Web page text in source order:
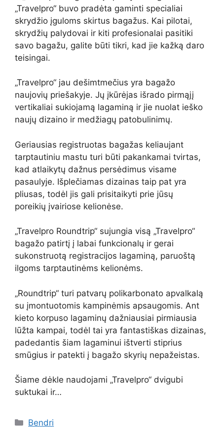
„Travelpro“ buvo pradėta gaminti specialiai
skrydžio įguloms skirtus bagažus. Kai pilotai,
skrydžių palydovai ir kiti profesionalai pasitiki
savo bagažu, galite būti tikri, kad jie kažką daro
teisingai.
„Travelpro“ jau dešimtmečius yra bagažo
naujovių priešakyje. Jų įkūrėjas išrado pirmąjį
vertikaliai sukiojamą lagaminą ir jie nuolat ieško
naujų dizaino ir medžiagų patobulinimų.
Geriausias registruotas bagažas keliaujant
tarptautiniu mastu turi būti pakankamai tvirtas,
kad atlaikytų dažnus persėdimus visame
pasaulyje. Išplečiamas dizainas taip pat yra
pliusas, todėl jis gali prisitaikyti prie jūsų
poreikių įvairiose kelionėse.
„Travelpro Roundtrip“ sujungia visą „Travelpro“
bagažo patirtį į labai funkcionalų ir gerai
sukonstruotą registracijos lagaminą, paruoštą
ilgoms tarptautinėms kelionėms.
„Roundtrip“ turi patvarų polikarbonato apvalkalą
su įmontuotomis kampinėmis apsaugomis. Ant
kieto korpuso lagaminų dažniausiai pirmiausia
lūžta kampai, todėl tai yra fantastiškas dizainas,
padedantis šiam lagaminui ištverti stiprius
smūgius ir patekti į bagažo skyrių nepažeistas.
Šiame dėkle naudojami „Travelpro“ dvigubi
suktukai ir…
Kategorijos
Bendri